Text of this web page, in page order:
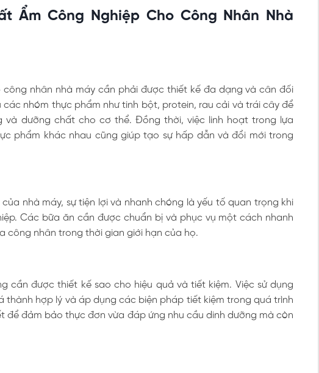
Ẩm Công Nghiệp Cho Công Nhân Nhà
công nhân nhà máy cần phải được thiết kế đa dạng và cân đối
nhóm thực phẩm như tinh bột, protein, rau cải và trái cây để
và dưỡng chất cho cơ thể. Đồng thời, việc linh hoạt trong lựa
phẩm khác nhau cũng giúp tạo sự hấp dẫn và đổi mới trong
của nhà máy, sự tiện lợi và nhanh chóng là yếu tố quan trọng khi
Các bữa ăn cần được chuẩn bị và phục vụ một cách nhanh
công nhân trong thời gian giới hạn của họ.
cần được thiết kế sao cho hiệu quả và tiết kiệm. Việc sử dụng
thành hợp lý và áp dụng các biện pháp tiết kiệm trong quá trình
để đảm bảo thực đơn vừa đáp ứng nhu cầu dinh dưỡng mà còn